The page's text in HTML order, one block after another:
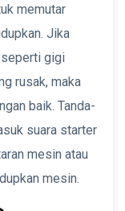
memutar
Jika
seperti gigi
rusak, maka
baik. Tanda-
suara starter
mesin atau
mesin.